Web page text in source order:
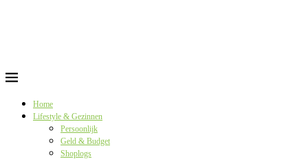
Home
Lifestyle & Gezinnen
Persoonlijk
Geld & Budget
Shoplogs